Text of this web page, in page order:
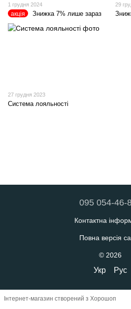
1 грудня 2024
акція Знижка 7% лише зараз
29
27 грудня 2023
Система лояльності
095 054-46-
Контактна
Повна версія
© 2026
Укр Рус
Інтернет-магазин створений з Хорошоп